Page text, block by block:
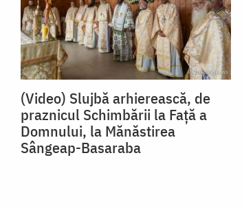
(Video) Slujbă arhierească, de
praznicul Schimbării la Față a
Domnului, la Mănăstirea
Sângeap-Basaraba